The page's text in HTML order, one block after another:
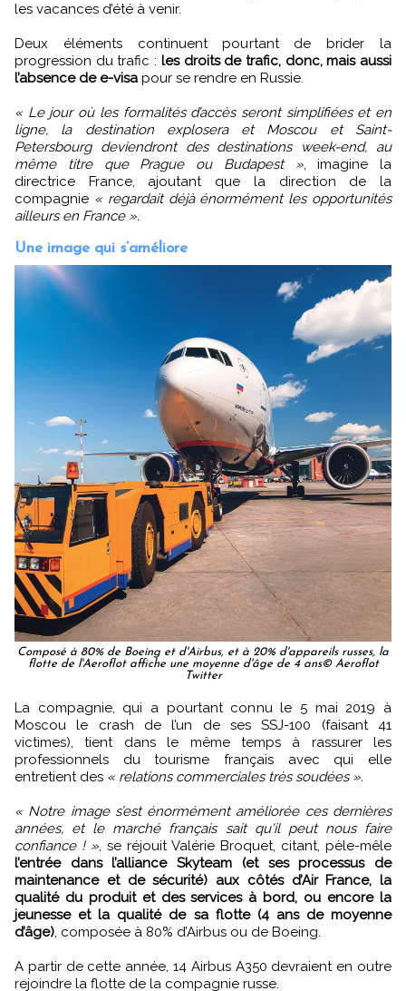
les vacances d’été à venir.
Deux éléments continuent pourtant de brider la
progression du trafic : les droits de trafic, donc, mais aussi
l’absence de e-visa pour se rendre en Russie.
« Le jour où les formalités d’accès seront simplifiées et en
ligne, la destination explosera et Moscou et Saint-
Petersbourg deviendront des destinations week-end, au
même titre que Prague ou Budapest », imagine la
directrice France, ajoutant que la direction de la
compagnie « regardait déjà énormément les opportunités
ailleurs en France ».
Une image qui s’améliore
Composé à 80% de Boeing et d'Airbus, et à 20% d'appareils russes, la
flotte de l'Aeroflot affiche une moyenne d'âge de 4 ans© Aeroflot
Twitter
La compagnie, qui a pourtant connu le 5 mai 2019 à
Moscou le crash de l’un de ses SSJ-100 (faisant 41
victimes), tient dans le même temps à rassurer les
professionnels du tourisme français avec qui elle
entretient des « relations commerciales très soudées ».
« Notre image s’est énormément améliorée ces dernières
années, et le marché français sait qu'il peut nous faire
confiance ! », se réjouit Valérie Broquet, citant, pèle-mêle
l’entrée dans l’alliance Skyteam (et ses processus de
maintenance et de sécurité) aux côtés d’Air France, la
qualité du produit et des services à bord, ou encore la
jeunesse et la qualité de sa flotte (4 ans de moyenne
d’âge), composée à 80% d’Airbus ou de Boeing.
A partir de cette année, 14 Airbus A350 devraient en outre
rejoindre la flotte de la compagnie russe.